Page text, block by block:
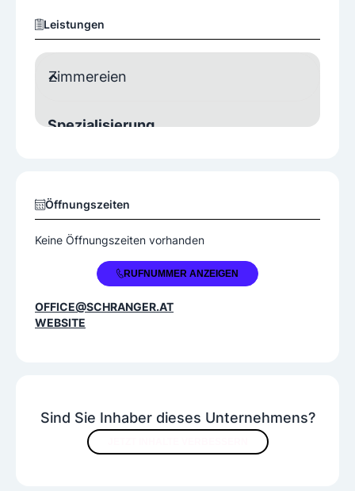
Leistungen
Zimmereien
Spezialisierung
Sanierungen Umbauten
Sind Sie Inhaber dieses Unternehmens?
Öffnungszeiten
Keine Öffnungszeiten vorhanden
+43 3463 2443RUFNUMMER ANZEIGEN
OFFICE@SCHRANGER.AT
WEBSITE